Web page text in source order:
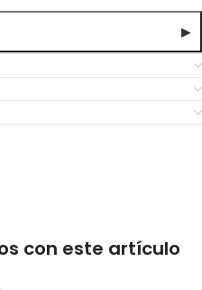
▶
con este artículo